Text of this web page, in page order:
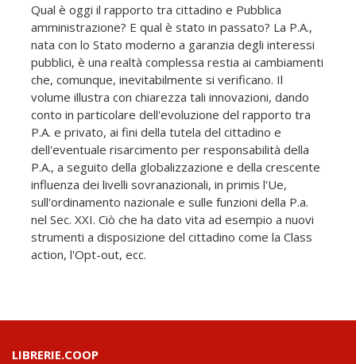
Qual è oggi il rapporto tra cittadino e Pubblica
amministrazione? E qual è stato in passato? La P.A.,
nata con lo Stato moderno a garanzia degli interessi
pubblici, è una realtà complessa restia ai cambiamenti
che, comunque, inevitabilmente si verificano. Il
volume illustra con chiarezza tali innovazioni, dando
conto in particolare dell'evoluzione del rapporto tra
P.A. e privato, ai fini della tutela del cittadino e
dell'eventuale risarcimento per responsabilità della
P.A., a seguito della globalizzazione e della crescente
influenza dei livelli sovranazionali, in primis l'Ue,
sull'ordinamento nazionale e sulle funzioni della P.a.
nel Sec. XXI. Ciò che ha dato vita ad esempio a nuovi
strumenti a disposizione del cittadino come la Class
action, l'Opt-out, ecc.
LIBRERIE.COOP